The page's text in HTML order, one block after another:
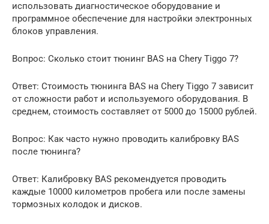
использовать диагностическое оборудование и
программное обеспечение для настройки электронных
блоков управления.
Вопрос: Сколько стоит тюнинг BAS на Chery Tiggo 7?
Ответ: Стоимость тюнинга BAS на Chery Tiggo 7 зависит
от сложности работ и используемого оборудования. В
среднем, стоимость составляет от 5000 до 15000 рублей.
Вопрос: Как часто нужно проводить калибровку BAS
после тюнинга?
Ответ: Калибровку BAS рекомендуется проводить
каждые 10000 километров пробега или после замены
тормозных колодок и дисков.